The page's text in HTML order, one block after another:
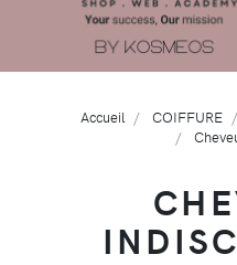
Accueil COIFFURE